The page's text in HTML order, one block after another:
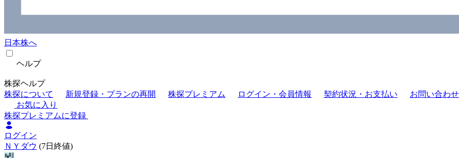
日本株へ
ヘルプ
株探ヘルプ
株探について
新規登録・プランの再開 株探プレミアム ログイン・会員情報 契約状況・お支払い お問い合わせ
お気に入り
株探プレミアムに登録
ログイン
ＮＹダウ (7日終値)